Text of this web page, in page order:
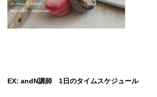
EX: andN講師 1日のタイムスケジュール